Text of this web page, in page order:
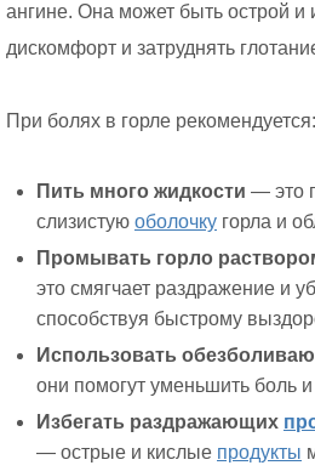
ангине. Она может быть острой и
дискомфорт и затруднять
При болях в горле рекомендуется:
Пить много жидкости — это
слизистую оболочку горла и
Промывать горло
это смягчает раздражение и
способствуя быстрому
Использовать
они помогут уменьшить боль
Избегать раздражающих
— острые и кислые продукты